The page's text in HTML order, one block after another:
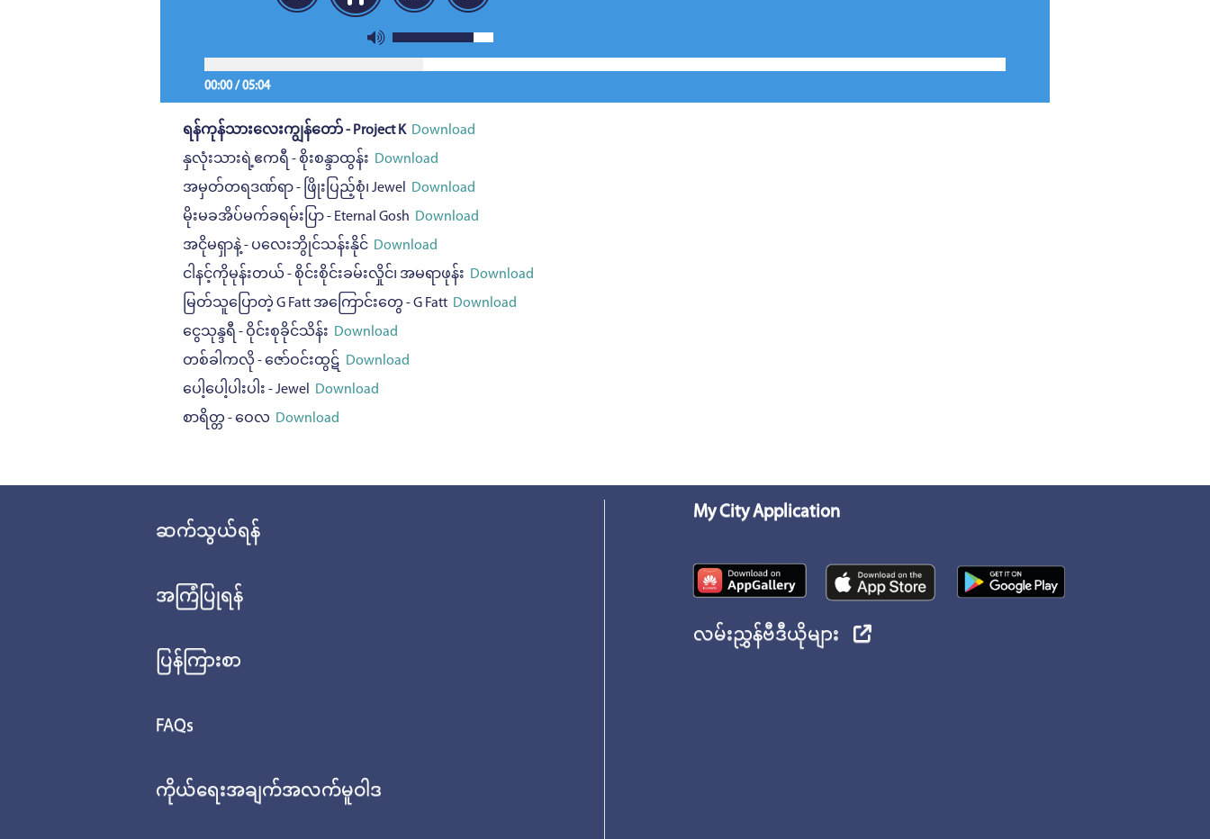
00:00/05:04
ရန်ကုန်သားလေးကျွန်တော် - Project KDownload
နှလုံးသားရဲ့ဧကရီ - စိုးစန္ဒာထွန်း Download
အမှတ်တရဒဏ်ရာ - ဖြိုးပြည့်စုံ၊ Jewel Download
မိုးမခအိပ်မက်ခရမ်းပြာ - Eternal Gosh Download
အငိုမရှာနဲ့ - ပလေးဘွိုင်သန်းနိုင်Download
ငါနင့်ကိုမုန်းတယ် - စိုင်းစိုင်းခမ်းလှိုင်၊ အမရာဖုန်း Download
မြတ်သူပြောတဲ့ G Fatt အကြောင်းတွေ - G FattDownload
ငွေသုန္ဒရီ - ဝိုင်းစုခိုင်သိန်း Download
တစ်ခါကလို - ဇော်ဝင်းထွဋ် Download
ပေါ့ပေါ့ပါးပါး - Jewel Download
စာရိတ္တ - ဝေလDownload
ဆက်သွယ်ရန်
အကြံပြုရန်
ပြန်ကြားစာ
FAQs
ကိုယ်ရေးအချက်အလက်မူဝါဒ
My City Application
လမ်းညွှန်ဗီဒီယိုများ